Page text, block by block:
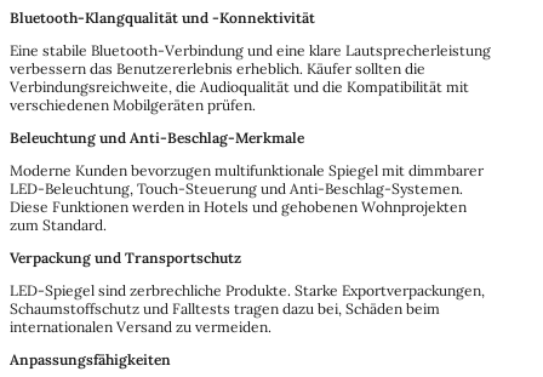
Bluetooth-Klangqualität und -Konnektivität
Eine stabile Bluetooth-Verbindung und eine klare Lautsprecherleistung
verbessern das Benutzererlebnis erheblich. Käufer sollten die
Verbindungsreichweite, die Audioqualität und die Kompatibilität mit
verschiedenen Mobilgeräten prüfen.
Beleuchtung und Anti-Beschlag-Merkmale
Moderne Kunden bevorzugen multifunktionale Spiegel mit dimmbarer
LED-Beleuchtung, Touch-Steuerung und Anti-Beschlag-Systemen.
Diese Funktionen werden in Hotels und gehobenen Wohnprojekten
zum Standard.
Verpackung und Transportschutz
LED-Spiegel sind zerbrechliche Produkte. Starke Exportverpackungen,
Schaumstoffschutz und Falltests tragen dazu bei, Schäden beim
internationalen Versand zu vermeiden.
Anpassungsfähigkeiten